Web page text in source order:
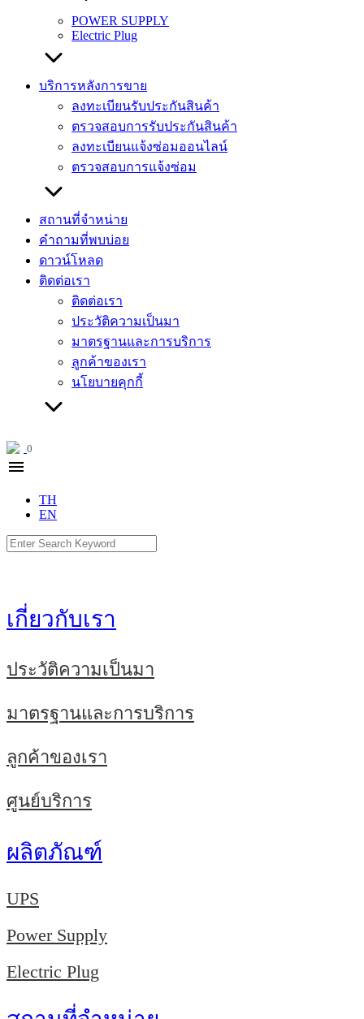
POWER SUPPLY
Electric Plug
บริการหลังการขาย
ลงทะเบียนรับประกันสินค้า
ตรวจสอบการรับประกันสินค้า
ลงทะเบียนแจ้งซ่อมออนไลน์
ตรวจสอบการแจ้งซ่อม
สถานที่จำหน่าย
คำถามที่พบบ่อย
ดาวน์โหลด
ติดต่อเรา
ติดต่อเรา
ประวัติความเป็นมา
มาตรฐานและการบริการ
ลูกค้าของเรา
นโยบายคุกกี้
0
menu
TH
EN
Search
for:
เกี่ยวกับเรา
ประวัติความเป็นมา
มาตรฐานและการบริการ
ลูกค้าของเรา
ศูนย์บริการ
ผลิตภัณฑ์
UPS
Power Supply
Electric Plug